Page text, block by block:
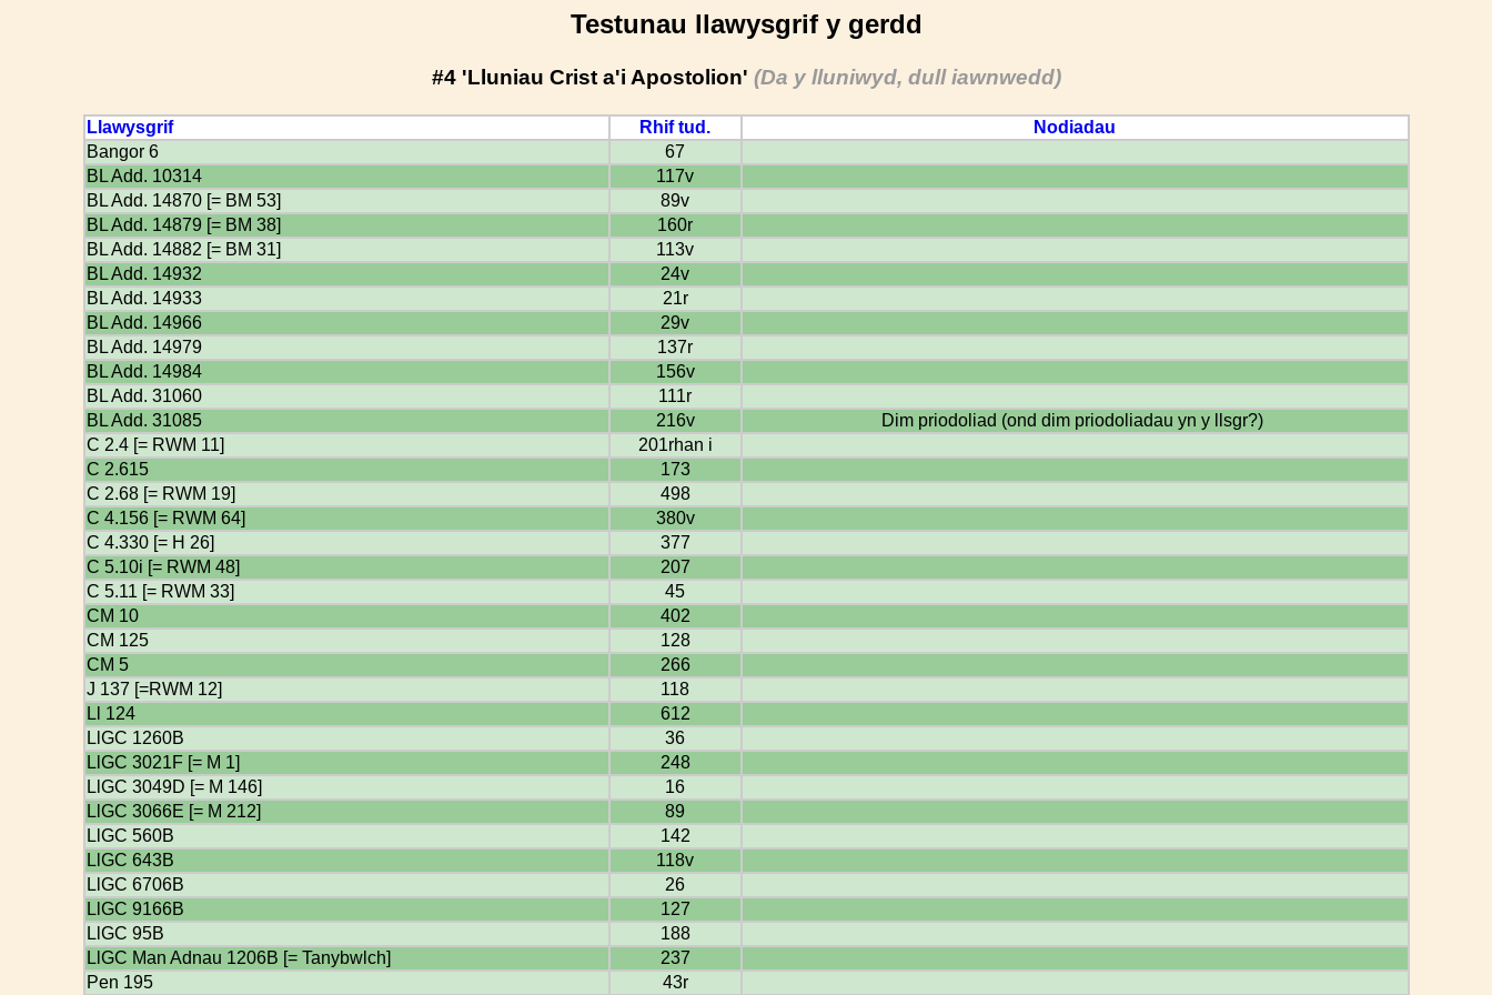
Testunau llawysgrif y gerdd
#4 'Lluniau Crist a'i Apostolion' (Da y lluniwyd, dull iawnwedd)
Llawysgrif Rhif tud.
Nodiadau
Bangor 6
67
BL Add. 10314
117v
BL Add. 14870 [= BM 53]
89v
BL Add. 14879 [= BM 38]
160r
BL Add. 14882 [= BM 31]
113v
BL Add. 14932
24v
BL Add. 14933
21r
BL Add. 14966
29v
BL Add. 14979
137r
BL Add. 14984
156v
BL Add. 31060
111r
BL Add. 31085
216v
Dim priodoliad (ond dim priodoliadau yn y llsgr?)
C 2.4 [= RWM 11]
201rhan i
C 2.615
173
C 2.68 [= RWM 19]
498
C 4.156 [= RWM 64]
380v
C 4.330 [= H 26]
377
C 5.10i [= RWM 48]
207
C 5.11 [= RWM 33]
45
CM 10
402
CM 125
128
CM 5
266
J 137 [=RWM 12]
118
Ll 124
612
LlGC 1260B
36
LlGC 3021F [= M 1]
248
LlGC 3049D [= M 146]
16
LlGC 3066E [= M 212]
89
LlGC 560B
142
LlGC 643B
118v
LlGC 6706B
26
LlGC 9166B
127
LlGC 95B
188
LlGC Man Adnau 1206B [= Tanybwlch]
237
Pen 195
43r